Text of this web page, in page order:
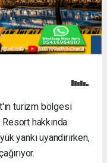
turizm bölgesi
hakkında
yankı uyandırırken,